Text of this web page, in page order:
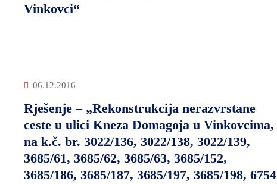
Vinkovci“
06.12.2016
Rješenje – „Rekonstrukcija nerazvrstane
ceste u ulici Kneza Domagoja u Vinkovcima,
na k.č. br. 3022/136, 3022/138, 3022/139,
3685/61, 3685/62, 3685/63, 3685/152,
3685/186, 3685/187, 3685/197, 3685/198, 6754